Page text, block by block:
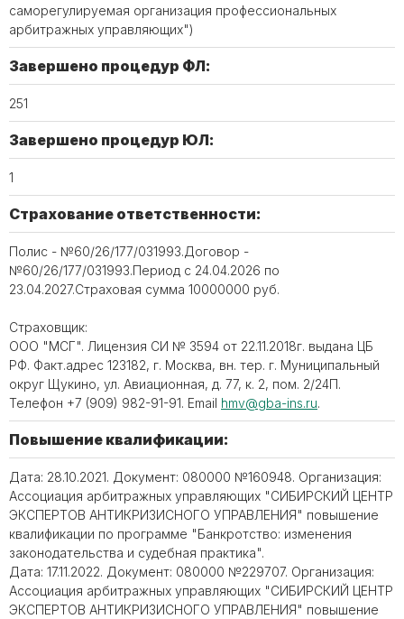
саморегулируемая организация профессиональных
арбитражных управляющих")
Завершено процедур ФЛ:
251
Завершено процедур ЮЛ:
1
Страхование ответственности:
Полис - №60/26/177/031993.Договор -
№60/26/177/031993.Период с 24.04.2026 по
23.04.2027.Страховая сумма 10000000 руб.
Страховщик:
ООО "МСГ". Лицензия СИ № 3594 от 22.11.2018г. выдана ЦБ
РФ. Факт.адрес 123182, г. Москва, вн. тер. г. Муниципальный
округ Щукино, ул. Авиационная, д. 77, к. 2, пом. 2/24П.
Телефон +7 (909) 982-91-91. Email hmv@gba-ins.ru.
Повышение квалификации:
Дата: 28.10.2021. Документ: 080000 №160948. Организация:
Ассоциация арбитражных управляющих "СИБИРСКИЙ ЦЕНТР
ЭКСПЕРТОВ АНТИКРИЗИСНОГО УПРАВЛЕНИЯ" повышение
квалификации по программе "Банкротство: изменения
законодательства и судебная практика".
Дата: 17.11.2022. Документ: 080000 №229707. Организация:
Ассоциация арбитражных управляющих "СИБИРСКИЙ ЦЕНТР
ЭКСПЕРТОВ АНТИКРИЗИСНОГО УПРАВЛЕНИЯ" повышение